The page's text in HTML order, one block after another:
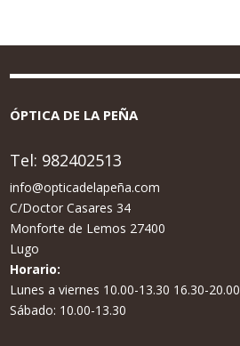
ÓPTICA DE LA PEÑA
Tel: 982402513
info@opticadelapeña.com
C/Doctor Casares 34
Monforte de Lemos 27400
Lugo
Horario:
Lunes a viernes 10.00-13.30 16.30-20.00
Sábado: 10.00-13.30